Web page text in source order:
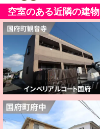
空室のある近隣の建物